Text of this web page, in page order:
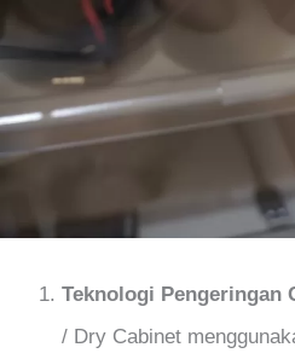
Teknologi Pengeringan
/ Dry Cabinet